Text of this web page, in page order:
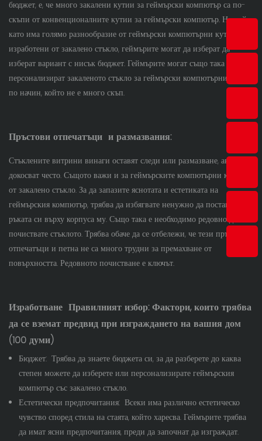
бюджет, е, че много закалени кутии за геймърски компютър са по-
скъпи от конвенционалните кутии за геймърски компютър. Но тъй
като има голямо разнообразие от геймърски компютърни кутии,
изработени от закалено стъкло, геймърите могат да изберат да
изберат вариант с нисък бюджет. Геймърите могат също така да
персонализират закаленото стъкло за геймърски компютърни кутии
по начин, който не е много скъп.
Пръстови отпечатъци и размазвания:
Стъклените витрини винаги оставят следи или размазване, ако се
докосват често. Същото важи и за геймърските компютърни кутии
от закалено стъкло. За да запазите яснотата и естетиката на
геймърския компютър, трябва да избягвате ненужно да поставяте
ръката си върху корпуса му. Също така е необходимо редовно да
почиствате стъклото. Трябва обаче да се отбележи, че тези пръстови
отпечатъци и петна не са много трудни за премахване от
повърхността. Редовното почистване е ключът.
Изработване Правилният избор: Фактори, които трябва
да се вземат предвид при изграждането на вашия дом
(100 думи)
Бюджет: Трябва да знаете бюджета си, за да разберете до каква
степен можете да изберете или персонализирате геймърския
компютър със закалено стъкло.
Естетически предпочитания: Всеки има различно естетическо
чувство според стила на стаята, който харесва. Геймърите трябва
да имат ясни предпочитания, преди да започнат да изграждат.